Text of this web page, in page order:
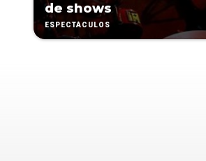
de shows
ESPECTÁCULOS